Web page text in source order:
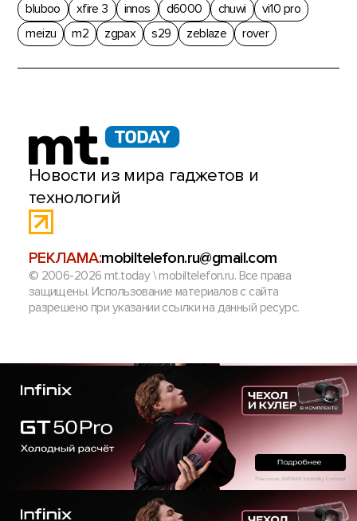
bluboo
xfire 3 innos d6000 chuwi
vi10 pro
meizu
m2 zgpax s29 zeblaze rover
Новости из мира гаджетов и
технологий
РЕКЛАМА:mobiltelefon.ru@gmail.com
© 2006-2026 mt.today \ mobiltelefon.ru. Все права
защищены. Использование материалов с сайта
разрешено при указании ссылки на данный ресурс.